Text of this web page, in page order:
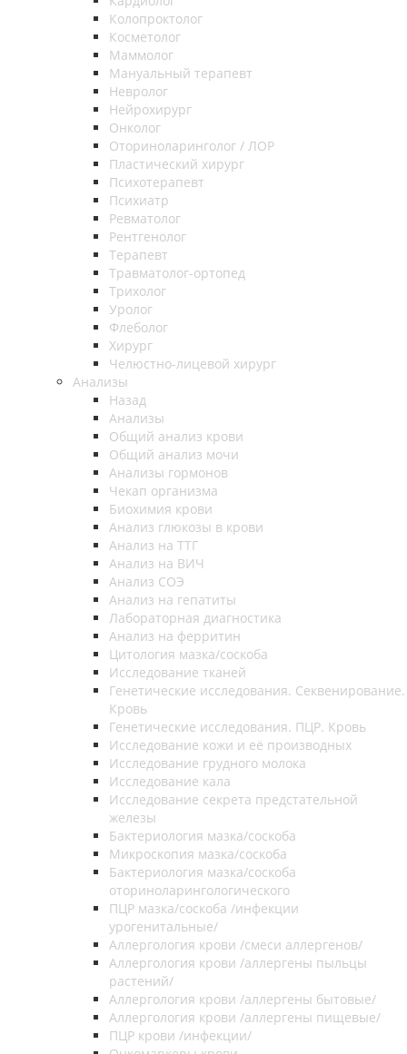
Колопроктолог
Косметолог
Маммолог
Мануальный терапевт
Невролог
Нейрохирург
Онколог
Оториноларинголог / ЛОР
Пластический хирург
Психотерапевт
Психиатр
Ревматолог
Рентгенолог
Терапевт
Травматолог-ортопед
Трихолог
Уролог
Флеболог
Хирург
Челюстно-лицевой хирург
Анализы
Назад
Анализы
Общий анализ крови
Общий анализ мочи
Анализы гормонов
Чекап организма
Биохимия крови
Анализ глюкозы в крови
Анализ на ТТГ
Анализ на ВИЧ
Анализ СОЭ
Анализ на гепатиты
Лабораторная диагностика
Анализ на ферритин
Цитология мазка/соскоба
Исследование тканей
Генетические исследования. Секвенирование.
Кровь
Генетические исследования. ПЦР. Кровь
Исследование кожи и её производных
Исследование грудного молока
Исследование кала
Исследование секрета предстательной
железы
Бактериология мазка/соскоба
Микроскопия мазка/соскоба
Бактериология мазка/соскоба
оториноларингологического
ПЦР мазка/соскоба /инфекции
урогенитальные/
Аллергология крови /смеси аллергенов/
Аллергология крови /аллергены пыльцы
растений/
Аллергология крови /аллергены бытовые/
Аллергология крови /аллергены пищевые/
ПЦР крови /инфекции/